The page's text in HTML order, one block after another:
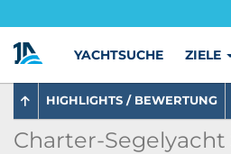
YACHTSUCHE ZIELE
HIGHLIGHTS / BEWERTUNG
Charter-Segelyacht